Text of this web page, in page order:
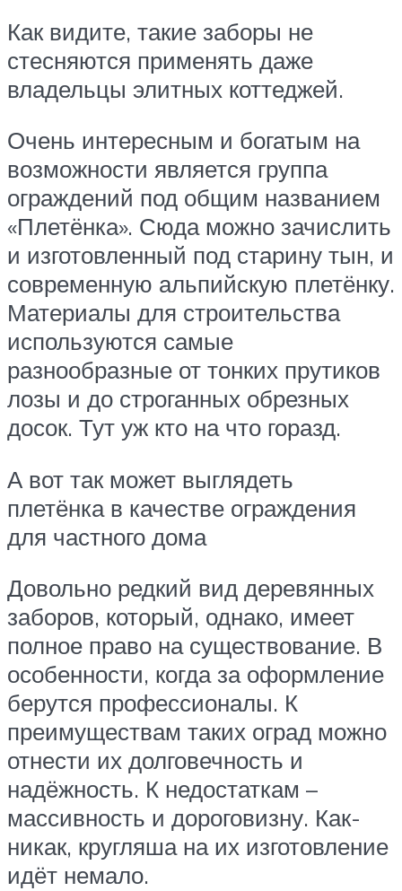
Как видите, такие заборы не
стесняются применять даже
владельцы элитных коттеджей.
Очень интересным и богатым на
возможности является группа
ограждений под общим названием
«Плетёнка». Сюда можно зачислить
и изготовленный под старину тын, и
современную альпийскую плетёнку.
Материалы для строительства
используются самые
разнообразные от тонких прутиков
лозы и до строганных обрезных
досок. Тут уж кто на что горазд.
А вот так может выглядеть
плетёнка в качестве ограждения
для частного дома
Довольно редкий вид деревянных
заборов, который, однако, имеет
полное право на существование. В
особенности, когда за оформление
берутся профессионалы. К
преимуществам таких оград можно
отнести их долговечность и
надёжность. К недостаткам –
массивность и дороговизну. Как-
никак, кругляша на их изготовление
идёт немало.